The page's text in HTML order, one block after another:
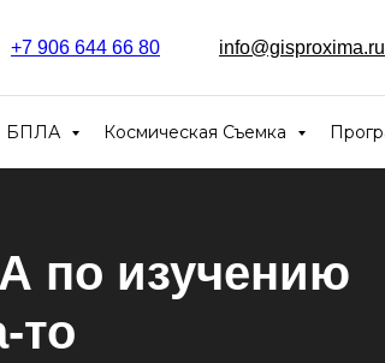
+7 906 644 66 80 info@gisproxima.ru
БПЛА Космическая Съемка
по изучению
то